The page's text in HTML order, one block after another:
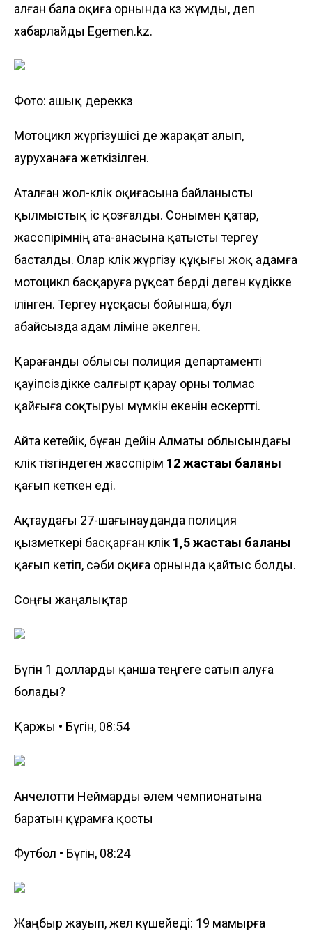
алған бала оқиға орнында көз жұмды, деп
хабарлайды Egemen.kz.
Фото: ашық дереккөз
Мотоцикл жүргізушісі де жарақат алып,
ауруханаға жеткізілген.
Аталған жол-көлік оқиғасына байланысты
қылмыстық іс қозғалды. Сонымен қатар,
жасөспірімнің ата-анасына қатысты тергеу
басталды. Олар көлік жүргізу құқығы жоқ адамға
мотоцикл басқаруға рұқсат берді деген күдікке
ілінген. Тергеу нұсқасы бойынша, бұл
абайсызда адам өліміне әкелген.
Қарағанды облысы полиция департаменті
қауіпсіздікке салғырт қарау орны толмас
қайғыға соқтыруы мүмкін екенін ескертті.
Айта кетейік, бұған дейін Алматы облысындағы
көлік тізгіндеген жасөспірім 12 жастағы баланы
қағып кеткен еді.
Ақтаудағы 27-шағынауданда полиция
қызметкері басқарған көлік 1,5 жастағы баланы
қағып кетіп, сәби оқиға орнында қайтыс болды.
Соңғы жаңалықтар
Бүгін 1 долларды қанша теңгеге сатып алуға
болады?
Қаржы • Бүгін, 08:54
Анчелотти Неймарды әлем чемпионатына
баратын құрамға қосты
Футбол • Бүгін, 08:24
Жаңбыр жауып, жел күшейеді: 19 мамырға